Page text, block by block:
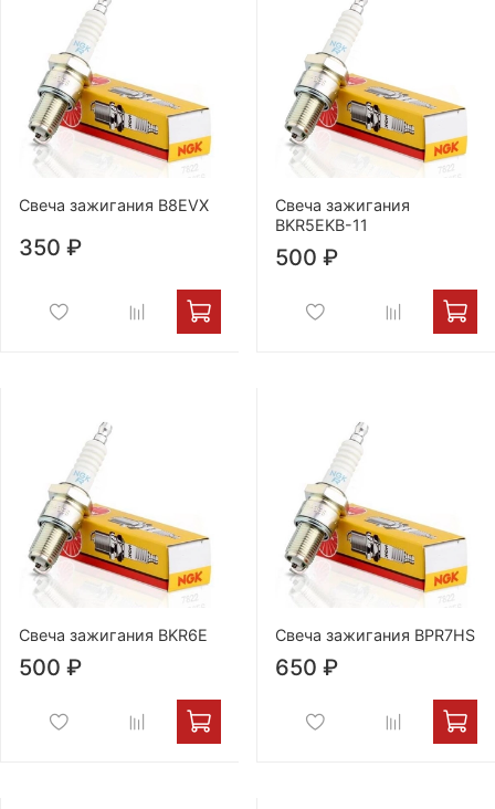
Свеча зажигания B8EVX
350 ₽
Свеча зажигания
BKR5EKB-11
500 ₽
Свеча зажигания BKR6E
500 ₽
Свеча зажигания BPR7HS
650 ₽